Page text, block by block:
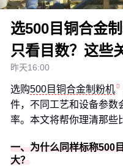
选500目铜合金
只看目数？这些
昨天16:00
选购500目铜合金制粉机
件，不同工艺和设备参数
率。本文将帮你理清那些
一、为什么同样标称500
大？